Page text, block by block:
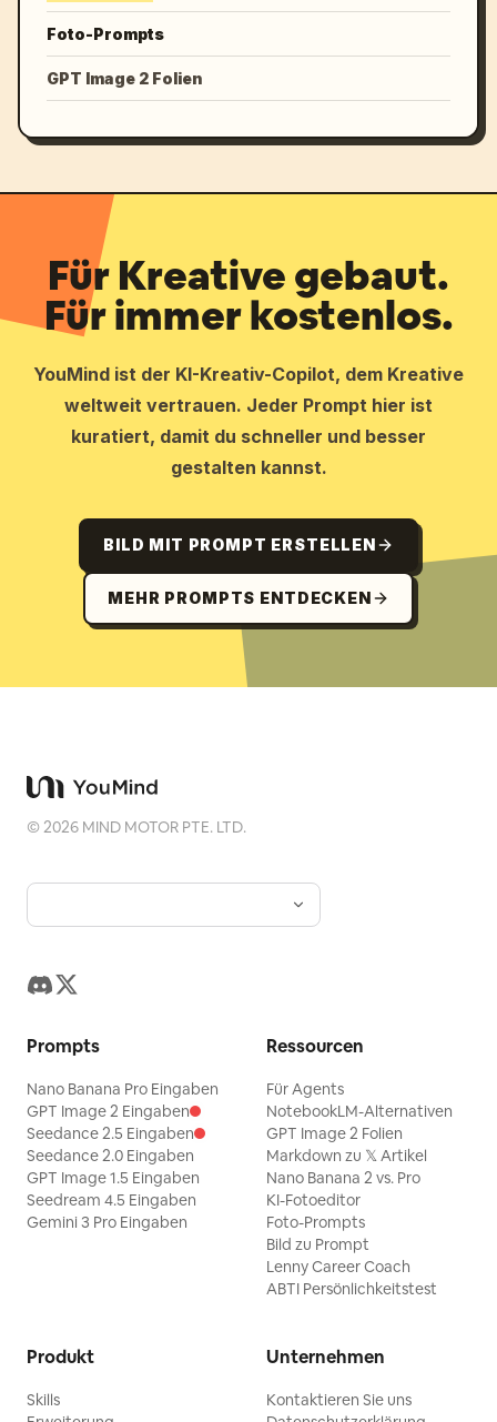
Foto-Prompts
GPT Image 2 Folien
Für Kreative gebaut.
Für immer kostenlos.
YouMind ist der KI-Kreativ-Copilot, dem Kreative
weltweit vertrauen. Jeder Prompt hier ist
kuratiert, damit du schneller und besser
gestalten kannst.
BILD MIT PROMPT ERSTELLEN
MEHR PROMPTS ENTDECKEN
©2026 MIND MOTOR PTE. LTD.
Prompts
Nano Banana Pro Eingaben
GPT Image 2 Eingaben
Seedance 2.5 Eingaben
Seedance 2.0 Eingaben
GPT Image 1.5 Eingaben
Seedream 4.5 Eingaben
Gemini 3 Pro Eingaben
Ressourcen
Für Agents
NotebookLM-Alternativen
GPT Image 2 Folien
Markdown zu 𝕏 Artikel
Nano Banana 2 vs. Pro
KI-Fotoeditor
Foto-Prompts
Bild zu Prompt
Lenny Career Coach
ABTI Persönlichkeitstest
Produkt
Skills
Unternehmen
Kontaktieren Sie uns